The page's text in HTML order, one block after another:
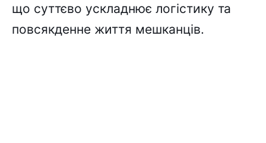
що суттєво ускладнює логістику та
повсякденне життя мешканців.